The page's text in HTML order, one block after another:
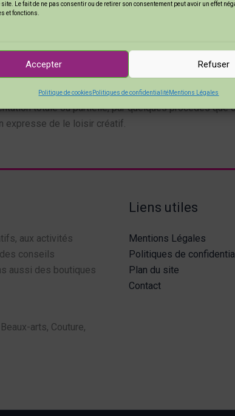
Le fait de ne pas consentir ou de retirer son consentement peut avoir un effet
et fonctions.
Accepter Refuser
Politique de cookies Politiques de confidentialitéMentions Légales
France, Coordonnées téléphoniques du service
totale ou partielle, par quelques procédés
expresse de le loisir créatif.
aux activités
conseils
aussi des boutiques
arts, Couture,
Liens utiles
Mentions Légales
Politiques de
Plan du site
Contact